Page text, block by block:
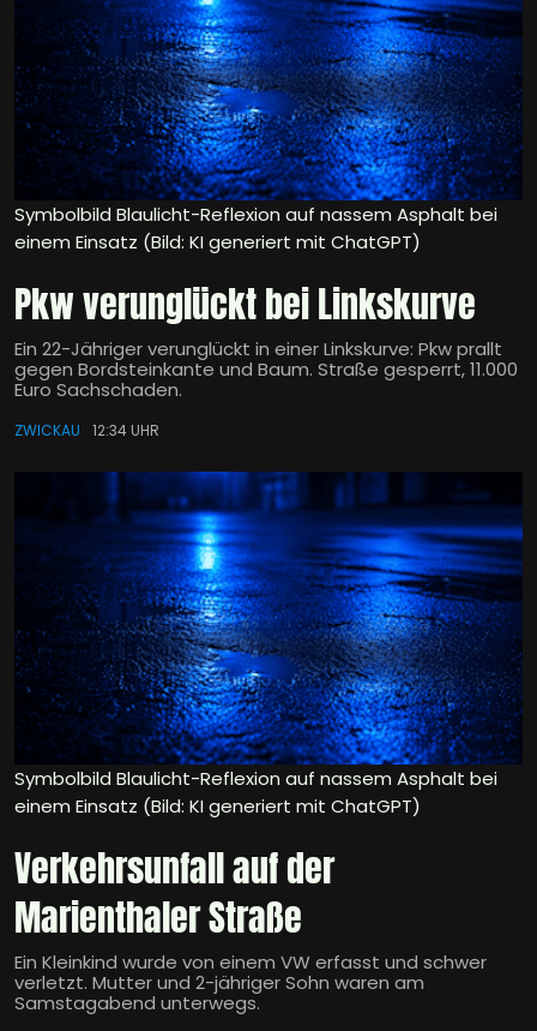
Symbolbild Blaulicht-Reflexion auf nassem Asphalt bei
einem Einsatz (Bild: KI generiert mit ChatGPT)
Pkw verunglückt bei Linkskurve
Ein 22-Jähriger verunglückt in einer Linkskurve: Pkw prallt
gegen Bordsteinkante und Baum. Straße gesperrt, 11.000
Euro Sachschaden.
ZWICKAU 12:34 UHR
Symbolbild Blaulicht-Reflexion auf nassem Asphalt bei
einem Einsatz (Bild: KI generiert mit ChatGPT)
Verkehrsunfall auf der
Marienthaler Straße
Ein Kleinkind wurde von einem VW erfasst und schwer
verletzt. Mutter und 2-jähriger Sohn waren am
Samstagabend unterwegs.